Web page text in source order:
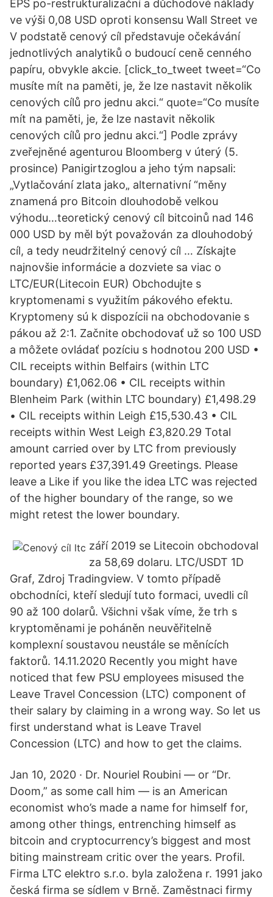
EPS po-restrukturalizační a důchodové náklady
ve výši 0,08 USD oproti konsensu Wall Street ve
V podstatě cenový cíl představuje očekávání
jednotlivých analytiků o budoucí ceně cenného
papíru, obvykle akcie. [click_to_tweet tweet=“Co
musíte mít na paměti, je, že lze nastavit několik
cenových cílů pro jednu akci.“ quote=“Co musíte
mít na paměti, je, že lze nastavit několik
cenových cílů pro jednu akci.“] Podle zprávy
zveřejněné agenturou Bloomberg v úterý (5.
prosince) Panigirtzoglou a jeho tým napsali:
„Vytlačování zlata jako„ alternativní “měny
znamená pro Bitcoin dlouhodobě velkou
výhodu…teoretický cenový cíl bitcoinů nad 146
000 USD by měl být považován za dlouhodobý
cíl, a tedy neudržitelný cenový cíl … Získajte
najnovšie informácie a dozviete sa viac o
LTC/EUR(Litecoin EUR) Obchodujte s
kryptomenami s využitím pákového efektu.
Kryptomeny sú k dispozícii na obchodovanie s
pákou až 2:1. Začnite obchodovať už so 100 USD
a môžete ovládať pozíciu s hodnotou 200 USD •
CIL receipts within Belfairs (within LTC
boundary) £1,062.06 • CIL receipts within
Blenheim Park (within LTC boundary) £1,498.29
• CIL receipts within Leigh £15,530.43 • CIL
receipts within West Leigh £3,820.29 Total
amount carried over by LTC from previously
reported years £37,391.49 Greetings. Please
leave a Like if you like the idea LTC was rejected
of the higher boundary of the range, so we
might retest the lower boundary.
září 2019 se Litecoin obchodoval
za 58,69 dolaru. LTC/USDT 1D
Graf, Zdroj Tradingview. V tomto případě
obchodníci, kteří sledují tuto formaci, uvedli cíl
90 až 100 dolarů. Všichni však víme, že trh s
kryptoměnami je poháněn neuvěřitelně
komplexní soustavou neustále se měnících
faktorů. 14.11.2020 Recently you might have
noticed that few PSU employees misused the
Leave Travel Concession (LTC) component of
their salary by claiming in a wrong way. So let us
first understand what is Leave Travel
Concession (LTC) and how to get the claims.
Jan 10, 2020 · Dr. Nouriel Roubini — or “Dr.
Doom,” as some call him — is an American
economist who’s made a name for himself for,
among other things, entrenching himself as
bitcoin and cryptocurrency’s biggest and most
biting mainstream critic over the years. Profil.
Firma LTC elektro s.r.o. byla založena r. 1991 jako
česká firma se sídlem v Brně. Zaměstnaci firmy